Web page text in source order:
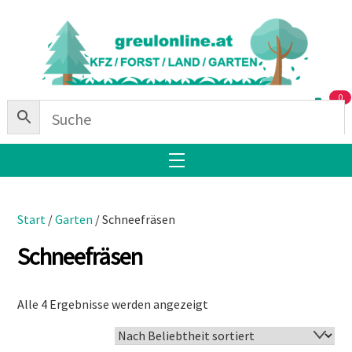
0
Menu
Start /Garten / Schneefräsen
Schneefräsen
Alle 4 Ergebnisse werden angezeigt
Beliebtheit
sortiert
To
Top